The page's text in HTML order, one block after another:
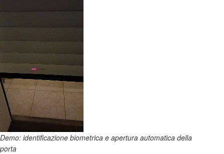
Demo: identificazione biometrica e apertura automatica della
porta